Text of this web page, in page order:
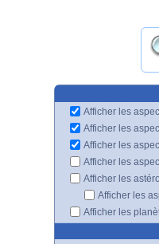
Afficher les
Afficher les
Afficher les
Afficher les
Afficher les
Afficher les
Afficher les